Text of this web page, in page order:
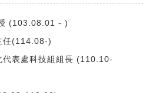
(103.08.01 - )
任(114.08-)
代表處科技組組長 (110.10-